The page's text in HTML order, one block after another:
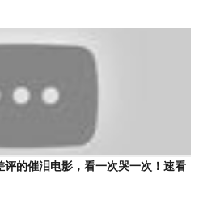
评的催泪电影，看一次哭一次！速看